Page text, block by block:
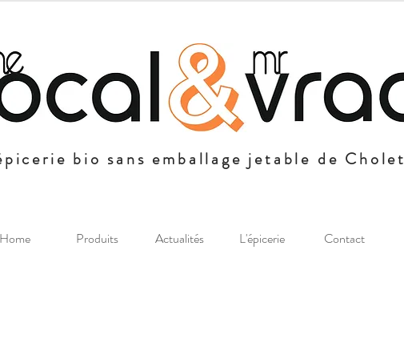
bio sans emballage jetable de Cholet
Produits Actualités L'épicerie Contact